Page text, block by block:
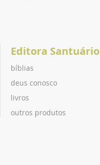
Editora Santuário
bíblias
deus conosco
livros
outros produtos